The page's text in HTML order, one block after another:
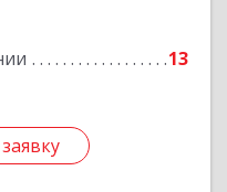
13